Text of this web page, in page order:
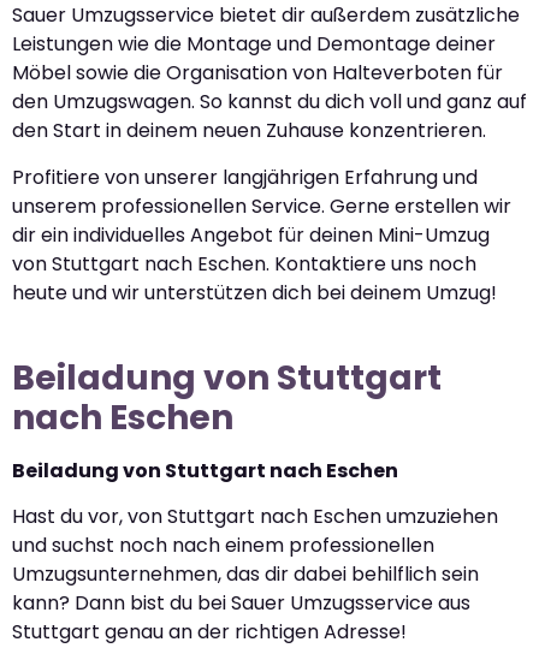
Sauer Umzugsservice bietet dir außerdem zusätzliche
Leistungen wie die Montage und Demontage deiner
Möbel sowie die Organisation von Halteverboten für
den Umzugswagen. So kannst du dich voll und ganz auf
den Start in deinem neuen Zuhause konzentrieren.
Profitiere von unserer langjährigen Erfahrung und
unserem professionellen Service. Gerne erstellen wir
dir ein individuelles Angebot für deinen Mini-Umzug
von Stuttgart nach Eschen. Kontaktiere uns noch
heute und wir unterstützen dich bei deinem Umzug!
Beiladung von Stuttgart
nach Eschen
Beiladung von Stuttgart nach Eschen
Hast du vor, von Stuttgart nach Eschen umzuziehen
und suchst noch nach einem professionellen
Umzugsunternehmen, das dir dabei behilflich sein
kann? Dann bist du bei Sauer Umzugsservice aus
Stuttgart genau an der richtigen Adresse!